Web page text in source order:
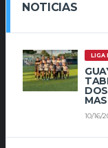
NOTICIAS
LIGA
10/16/